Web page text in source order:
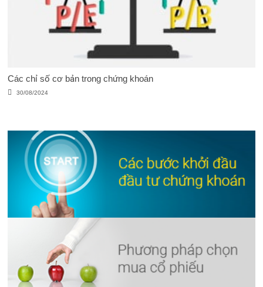
Các chỉ số cơ bản trong chứng khoán
30/08/2024